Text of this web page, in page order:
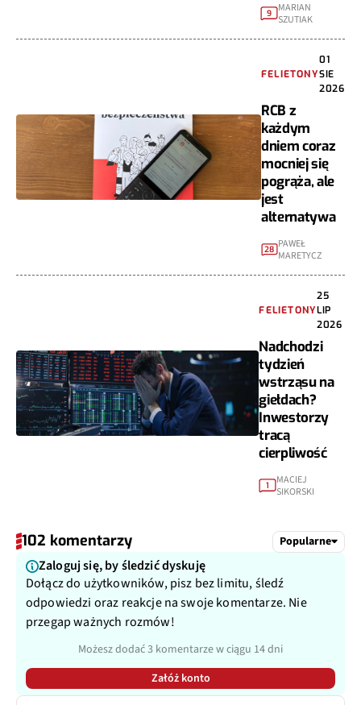
9 MARIAN
SZUTIAK
FELIETONY
01
SIE
2026
RCB z
każdym
dniem coraz
mocniej się
pogrąża, ale
jest
alternatywa
28 PAWEŁ
MARETYCZ
FELIETONY
25
LIP
2026
Nadchodzi
tydzień
wstrząsu na
giełdach?
Inwestorzy
tracą
cierpliwość
1
MACIEJ
SIKORSKI
102 komentarzy Popularne
Zaloguj się, by śledzić dyskuję
Dołącz do użytkowników, pisz bez limitu, śledź
odpowiedzi oraz reakcje na swoje komentarze. Nie
przegap ważnych rozmów!
Możesz dodać 3 komentarze w ciągu 14 dni
Załóż konto